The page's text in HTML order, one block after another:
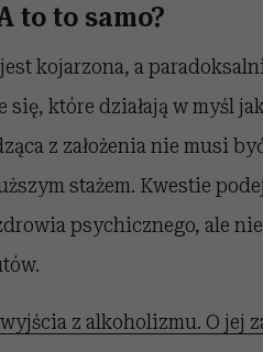
to to samo?
kojarzona, a
się, które działają w myśl
z założenia nie musi
stażem. Kwestie
psychicznego, ale
z alkoholizmu. O jej